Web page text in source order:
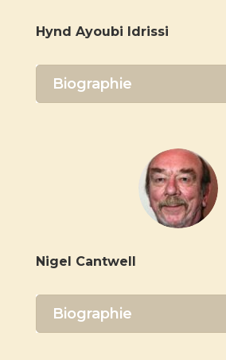
Hynd Ayoubi Idrissi
Biographie
Nigel Cantwell
Biographie